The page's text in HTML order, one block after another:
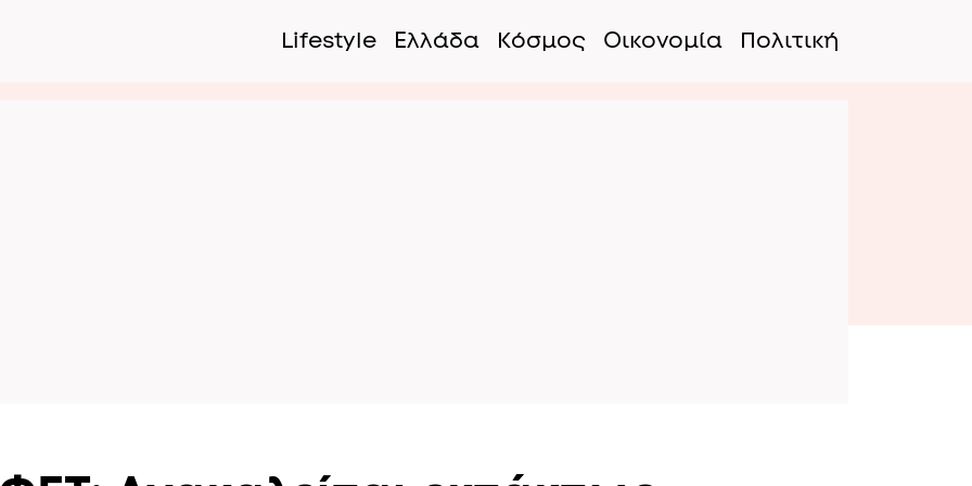
Lifestyle
Ελλάδα Κόσμος Οικονομία Πολιτική